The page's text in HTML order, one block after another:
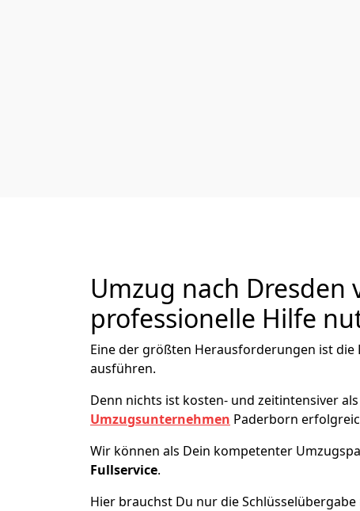
Umzug nach Dresden
professionelle Hilfe
Eine der größten Herausforderungen ist
ausführen.
Denn nichts ist kosten- und zeitintensiver
Umzugsunternehmen Paderborn
Wir können als Dein kompetenter
Fullservice.
Hier brauchst Du nur die